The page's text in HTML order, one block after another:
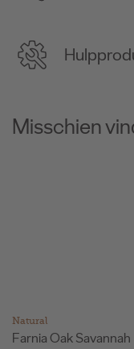
Misschien
Natural
Farnia Oak Savannah